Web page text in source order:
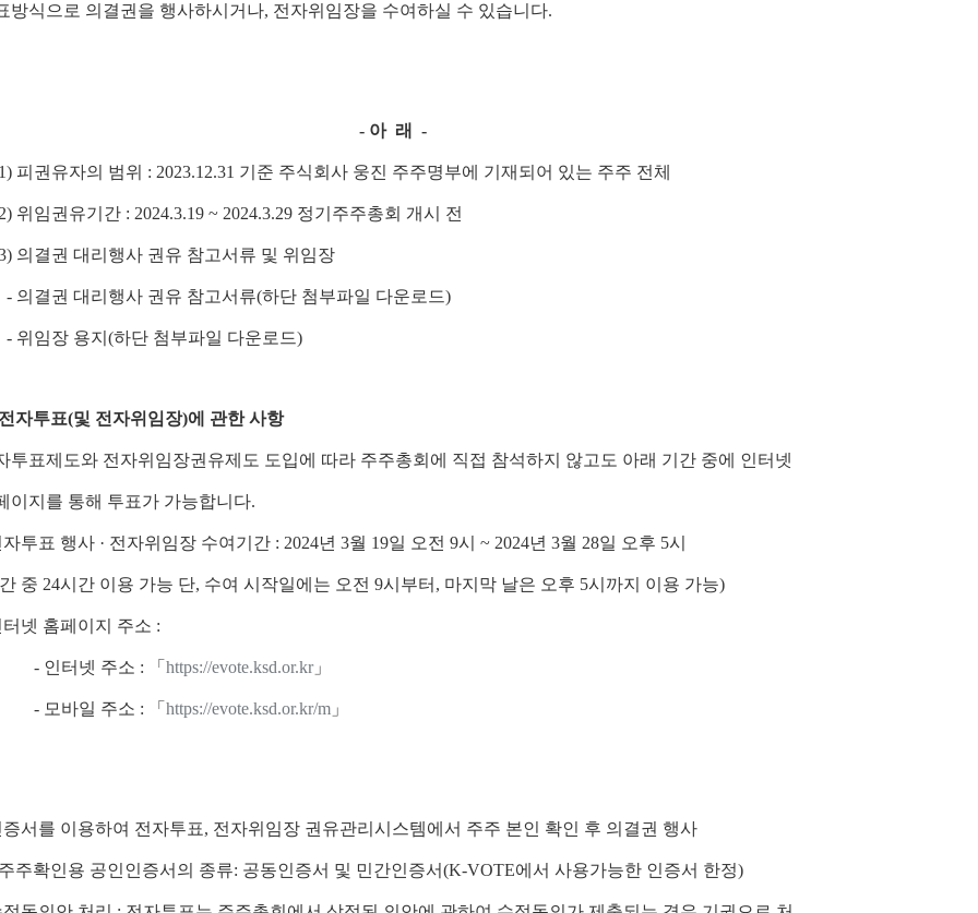
방식으로 의결권을 행사하시거나, 전자위임장을 수여하실 수 있습니다.
- 아 래 -
피권유자의 범위 : 2023.12.31 기준 주식회사 웅진 주주명부에 기재되어 있는 주주 전체
위임권유기간 : 2024.3.19 ~ 2024.3.29 정기주주총회 개시 전
의결권 대리행사 권유 참고서류 및 위임장
결권 대리행사 권유 참고서류(하단 첨부파일 다운로드)
- 위임장 용지(하단 첨부파일 다운로드)
전자투표(및 전자위임장)에 관한 사항
투표제도와 전자위임장권유제도 도입에 따라 주주총회에 직접 참석하지 않고도 아래 기간 중에 인터넷
이지를 통해 투표가 가능합니다.
자투표 행사 · 전자위임장 수여기간 : 2024년 3월 19일 오전 9시 ~ 2024년 3월 28일 오후 5시
중 24시간 이용 가능 단, 수여 시작일에는 오전 9시부터, 마지막 날은 오후 5시까지 이용 가능)
터넷 홈페이지 주소 :
- 인터넷 주소 : 「 https://evote.ksd.or.kr」
- 모바일 주소 : 「 https://evote.ksd.or.kr/m 」
증서를 이용하여 전자투표, 전자위임장 권유관리시스템에서 주주 본인 확인 후 의결권 행사
주주확인용 공인인증서의 종류: 공동인증서 및 민간인증서(K-VOTE에서 사용가능한 인증서 한정)